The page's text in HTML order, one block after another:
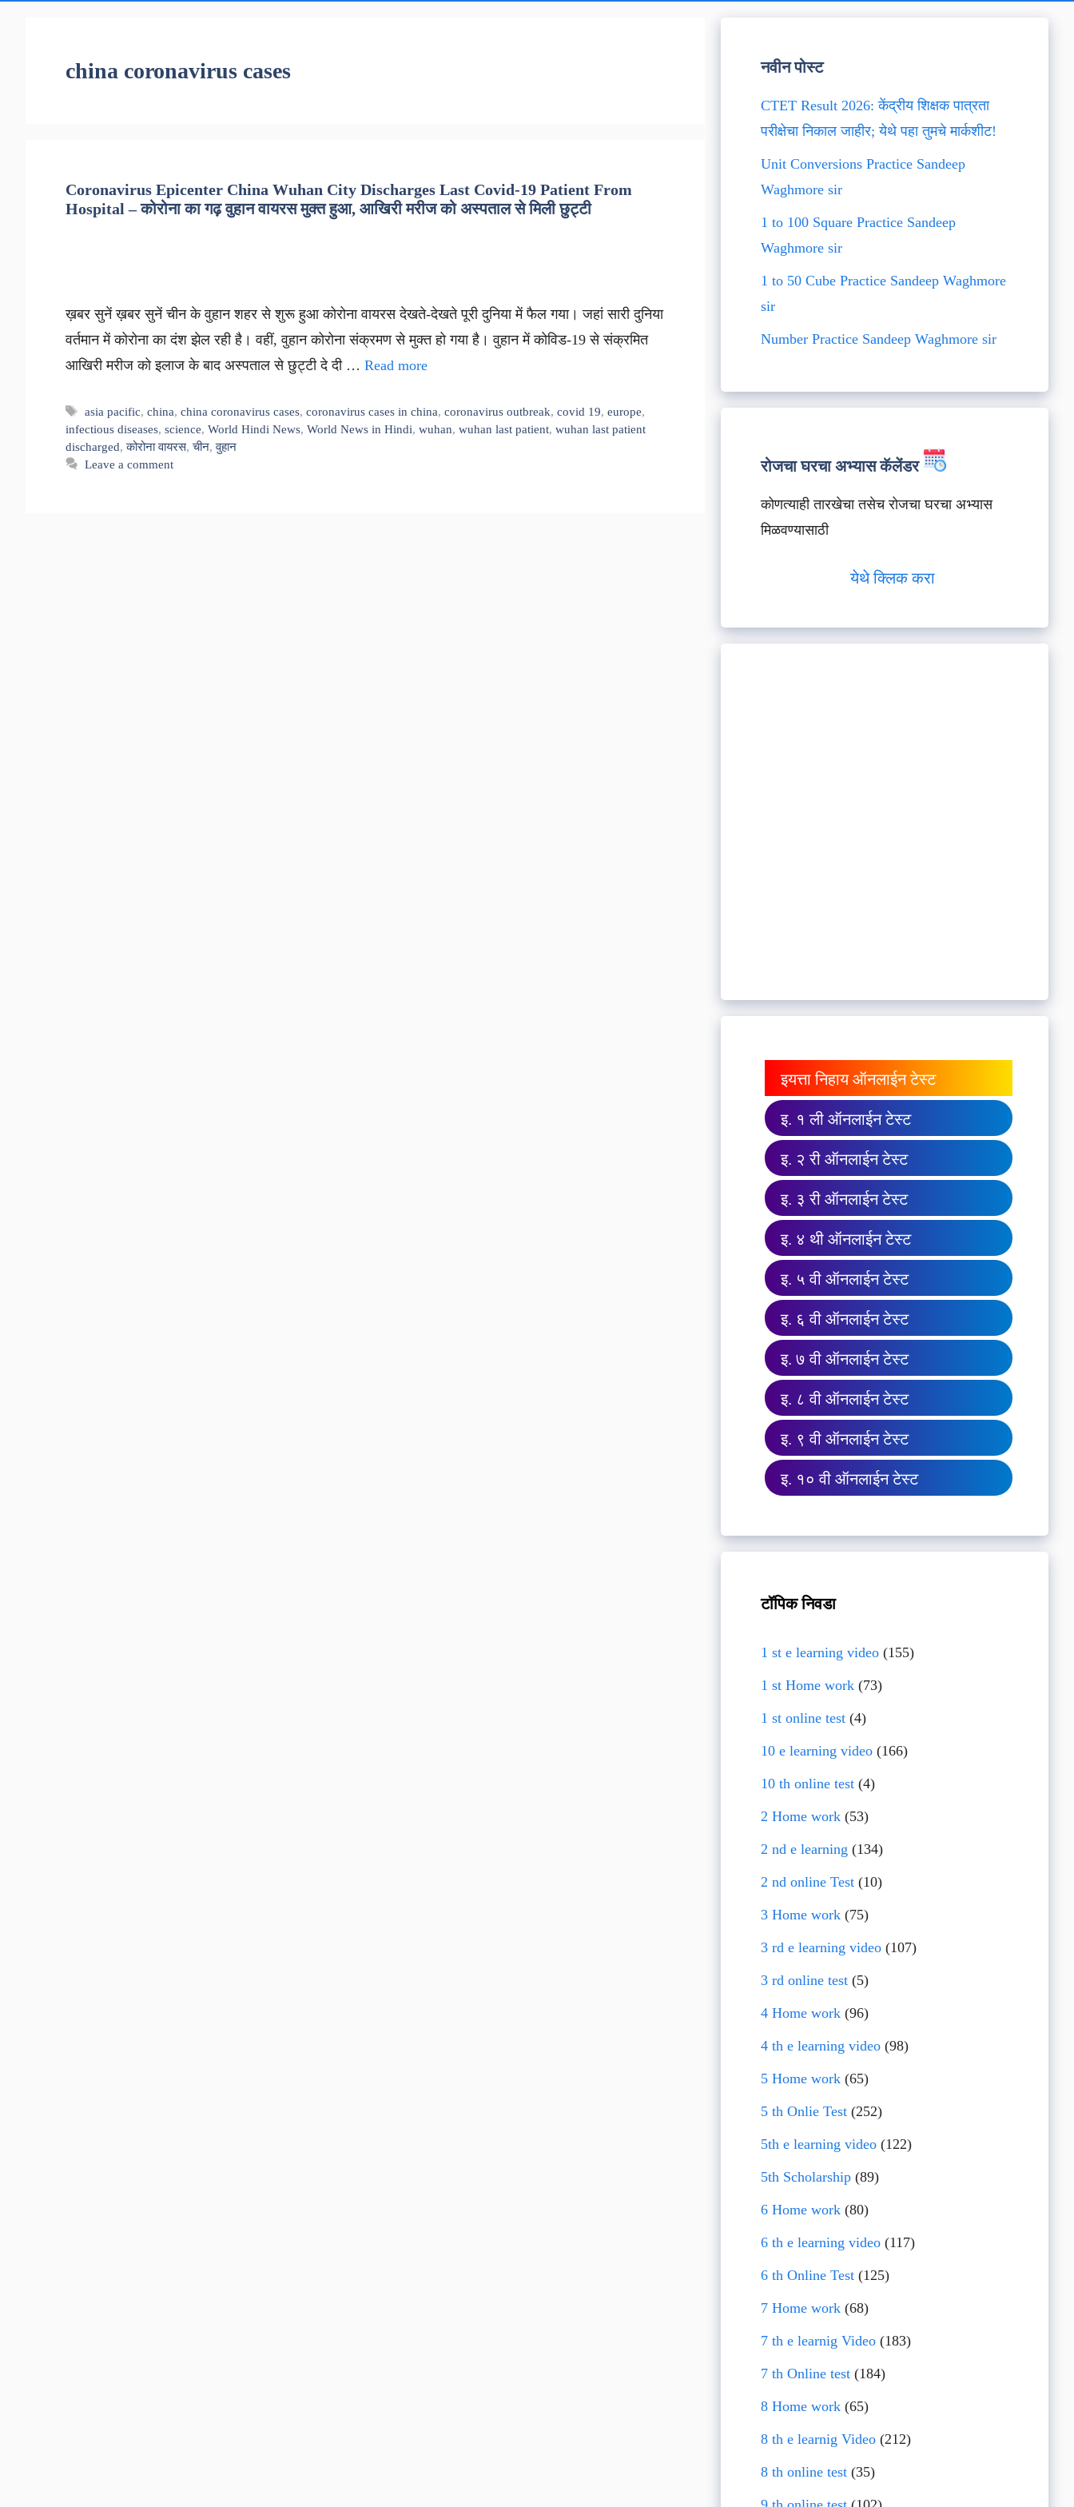
china coronavirus cases
Coronavirus Epicenter China Wuhan City Discharges Last Covid-19 Patient From
Hospital – कोरोना का गढ़ वुहान वायरस मुक्त हुआ, आखिरी मरीज को अस्पताल से मिली छुट्टी
ख़बर सुनें ख़बर सुनें चीन के वुहान शहर से शुरू हुआ कोरोना वायरस देखते-देखते पूरी दुनिया में फैल गया। जहां सारी दुनिया
वर्तमान में कोरोना का दंश झेल रही है। वहीं, वुहान कोरोना संक्रमण से मुक्त हो गया है। वुहान में कोविड-19 से संक्रमित
आखिरी मरीज को इलाज के बाद अस्पताल से छुट्टी दे दी … Read more
Tags
asia pacific,china,china coronavirus cases,coronavirus cases in china,coronavirus outbreak,covid 19,europe,
infectious diseases, science, World Hindi News, World News in Hindi, wuhan, wuhan last patient, wuhan last patient
discharged,कोरोना वायरस,चीन,वुहान
Leave a comment
नवीन पोस्ट
CTET Result 2026: केंद्रीय शिक्षक पात्रता
परीक्षेचा निकाल जाहीर; येथे पहा तुमचे मार्कशीट!
Unit Conversions Practice Sandeep
Waghmore sir
1 to 100 Square Practice Sandeep
Waghmore sir
1 to 50 Cube Practice Sandeep Waghmore
sir
Number Practice Sandeep Waghmore sir
रोजचा घरचा अभ्यास कॅलेंडर
कोणत्याही तारखेचा तसेच रोजचा घरचा अभ्यास
मिळवण्यासाठी
येथे क्लिक करा
इयत्ता निहाय ऑनलाईन टेस्ट
इ. १ ली ऑनलाईन टेस्ट
इ. २ री ऑनलाईन टेस्ट
इ. ३ री ऑनलाईन टेस्ट
इ. ४ थी ऑनलाईन टेस्ट
इ. ५ वी ऑनलाईन टेस्ट
इ. ६ वी ऑनलाईन टेस्ट
इ. ७ वी ऑनलाईन टेस्ट
इ. ८ वी ऑनलाईन टेस्ट
इ. ९ वी ऑनलाईन टेस्ट
इ. १० वी ऑनलाईन टेस्ट
टॉपिक निवडा
1 st e learning video(155)
1 st Home work(73)
1 st online test(4)
10 e learning video(166)
10 th online test(4)
2 Home work(53)
2 nd e learning (134)
2 nd online Test(10)
3 Home work(75)
3 rd e learning video(107)
3 rd online test(5)
4 Home work(96)
4 th e learning video(98)
5 Home work(65)
5 th Onlie Test(252)
5th e learning video(122)
5th Scholarship(89)
6 Home work(80)
6 th e learning video(117)
6 th Online Test(125)
7 Home work(68)
7 th e learnig Video(183)
7 th Online test(184)
8 Home work(65)
8 th e learnig Video(212)
8 th online test(35)